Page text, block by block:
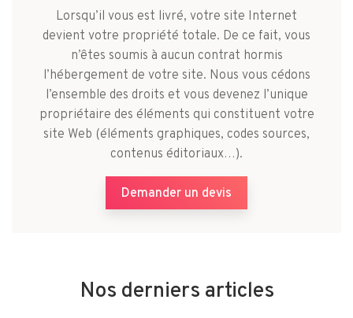
Lorsqu’il vous est livré, votre site Internet
devient votre propriété totale. De ce fait, vous
n’êtes soumis à aucun contrat hormis
l’hébergement de votre site. Nous vous cédons
l’ensemble des droits et vous devenez l’unique
propriétaire des éléments qui constituent votre
site Web (éléments graphiques, codes sources,
contenus éditoriaux…).
Demander un devis
Nos derniers articles